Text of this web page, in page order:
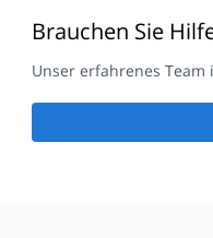
Brauchen Sie
Unser erfahrenes